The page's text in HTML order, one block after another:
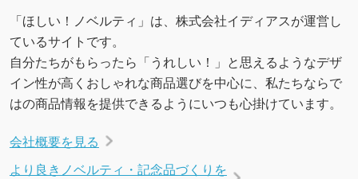
→ 詳しく見る
「ほしい！ノベルティ」は、株式会社イディアスが運営し
ているサイトです。
自分たちがもらったら「うれしい！」と思えるようなデザ
イン性が高くおしゃれな商品選びを中心に、私たちならで
はの商品情報を提供できるようにいつも心掛けています。
会社概要を見る
より良きノベルティ・記念品づくりを